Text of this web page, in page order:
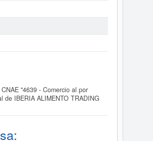
"4639 - Comercio al por
de IBERIA ALIMENTO TRADING